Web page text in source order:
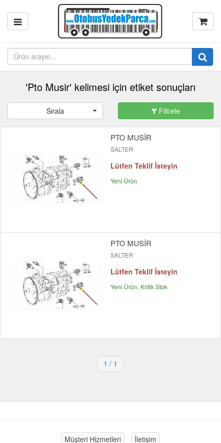
'Pto Musir' kelimesi için etiket sonuçları
Sırala Filtrele
PTO MUSİR
SALTER
Lütfen Teklif İsteyin
Yeni Ürün
PTO MUSİR
SALTER
Lütfen Teklif İsteyin
Yeni Ürün Kritik Stok
1 / 1
Müşteri Hizmetleri İletişim